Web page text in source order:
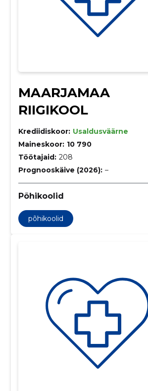
MAARJAMAA
RIIGIKOOL
Krediidiskoor: Usaldusväärne
Maineskoor: 10 790
Töötajaid: 208
Prognooskäive (2026): –
Põhikoolid
põhikoolid